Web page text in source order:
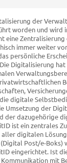
der
worden und wird
eine
immer weiter
persönliche
Digitalisierung hat
digitale
Umsetzung der
der dazugehörige
ist ein zentrales
digitalen
Post/e-Boks)
eingerichtet. Ist
mit